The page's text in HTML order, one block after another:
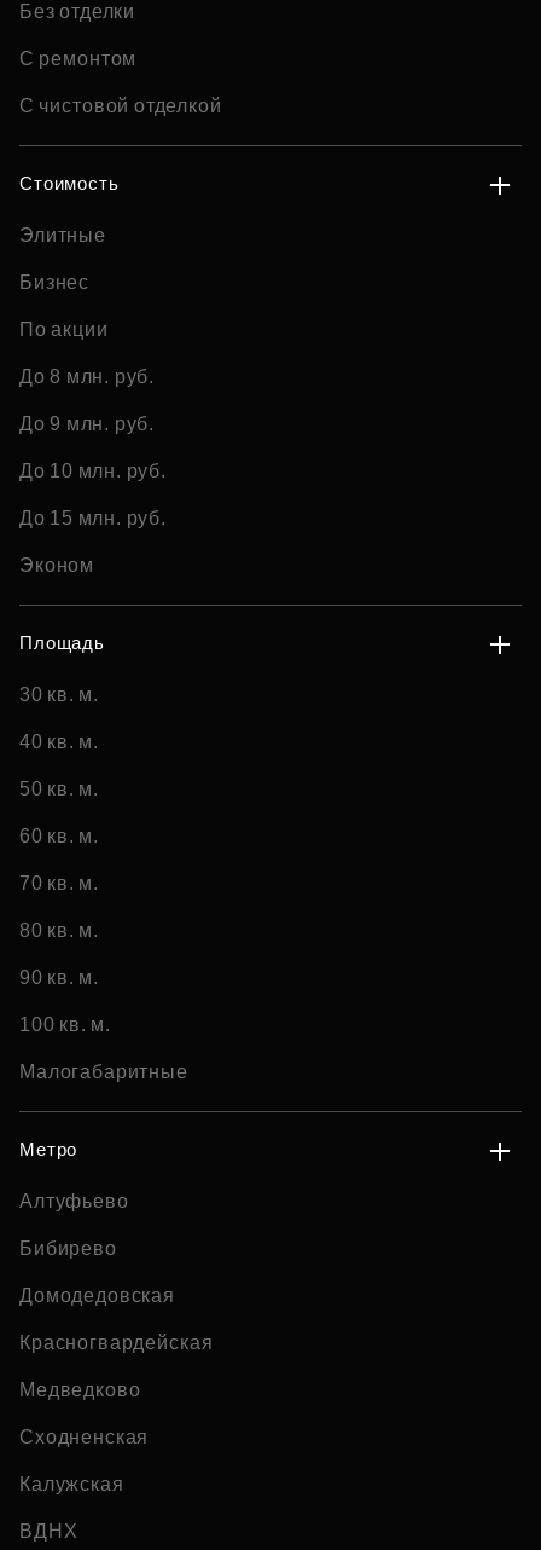
Без отделки
С ремонтом
С чистовой отделкой
Стоимость
Элитные
Бизнес
По акции
До 8 млн. руб.
До 9 млн. руб.
До 10 млн. руб.
До 15 млн. руб.
Эконом
Площадь
30 кв. м.
40 кв. м.
50 кв. м.
60 кв. м.
70 кв. м.
80 кв. м.
90 кв. м.
100 кв. м.
Малогабаритные
Метро
Алтуфьево
Бибирево
Домодедовская
Красногвардейская
Медведково
Сходненская
Калужская
ВДНХ